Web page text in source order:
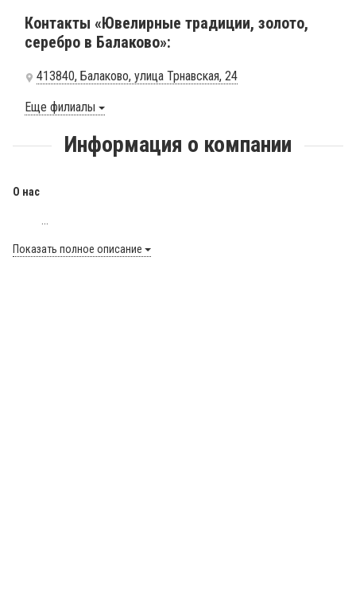
Контакты «Ювелирные традиции, золото,
серебро в Балаково»:
413840, Балаково, улица Трнавская, 24
Еще филиалы
Информация о компании
О нас
Показать полное описание